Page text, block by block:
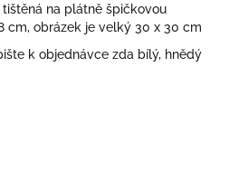
na plátně špičkovou
cm, obrázek je velký 30 x 30 cm
k objednávce zda bílý, hnědý